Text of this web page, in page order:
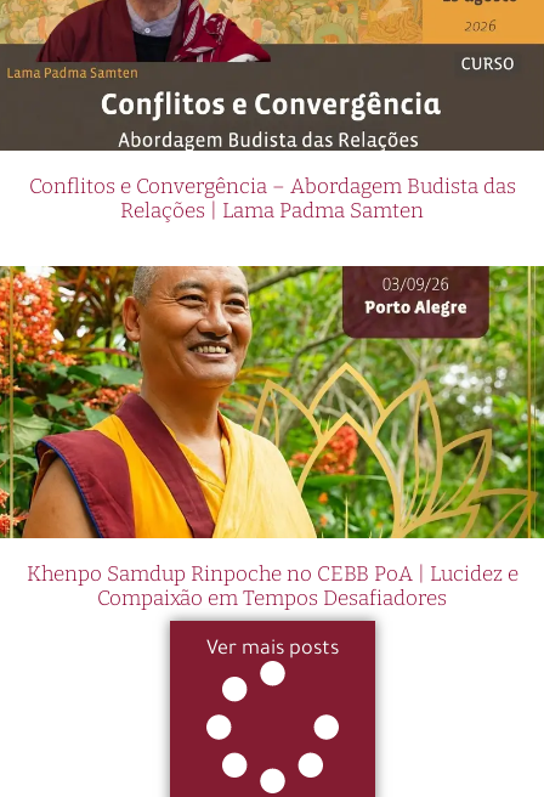
Conflitos e Convergência – Abordagem Budista das
Relações | Lama Padma Samten
Khenpo Samdup Rinpoche no CEBB PoA | Lucidez e
Compaixão em Tempos Desafiadores
Ver mais posts